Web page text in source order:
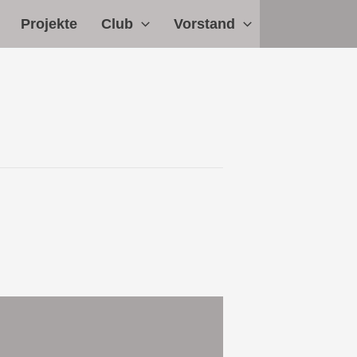
Projekte Club Vorstand